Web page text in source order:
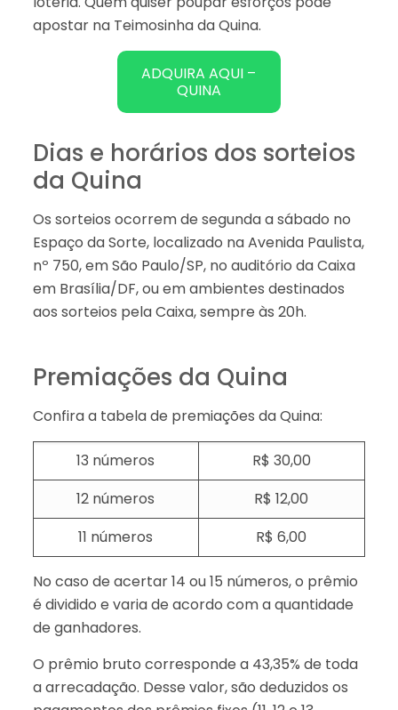
apostar na Teimosinha da Quina.
ADQUIRA AQUI –
QUINA
Dias e horários dos sorteios
da Quina
Os sorteios ocorrem de segunda a sábado no
Espaço da Sorte, localizado na Avenida Paulista,
nº 750, em São Paulo/SP, no auditório da Caixa
em Brasília/DF, ou em ambientes destinados
aos sorteios pela Caixa, sempre às 20h.
Premiações da Quina
Confira a tabela de premiações da Quina:
13 números
R$ 30,00
12 números
R$ 12,00
11 números
R$ 6,00
No caso de acertar 14 ou 15 números, o prêmio
é dividido e varia de acordo com a quantidade
de ganhadores.
O prêmio bruto corresponde a 43,35% de toda
a arrecadação. Desse valor, são deduzidos os